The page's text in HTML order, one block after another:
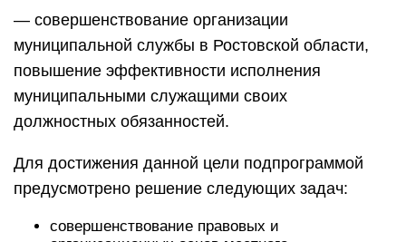
— совершенствование организации
муниципальной службы в Ростовской области,
повышение эффективности исполнения
муниципальными служащими своих
должностных обязанностей.
Для достижения данной цели подпрограммой
предусмотрено решение следующих задач:
совершенствование правовых и